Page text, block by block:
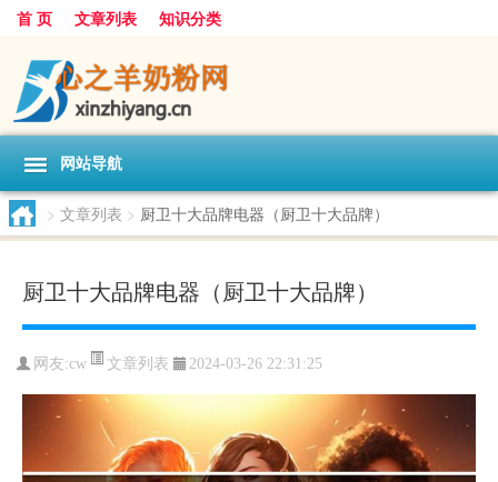
首 页 文章列表 知识分类
网站导航
> 文章列表 > 厨卫十大品牌电器（厨卫十大品牌）
厨卫十大品牌电器（厨卫十大品牌）
网友:cw 文章列表 2024-03-26 22:31:25